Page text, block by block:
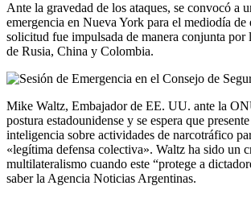
Ante la gravedad de los ataques, se convocó a
emergencia en Nueva York para el mediodía de
solicitud fue impulsada de manera conjunta por
de Rusia, China y Colombia.
Mike Waltz, Embajador de EE. UU. ante la
postura estadounidense y se espera que
inteligencia sobre actividades de narcotráfico
«legítima defensa colectiva». Waltz ha sido un
multilateralismo cuando este “protege a
saber la Agencia Noticias Argentinas.